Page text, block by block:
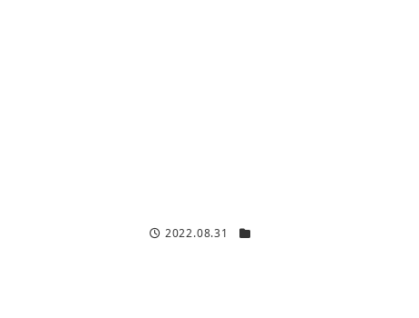
2022.08.31